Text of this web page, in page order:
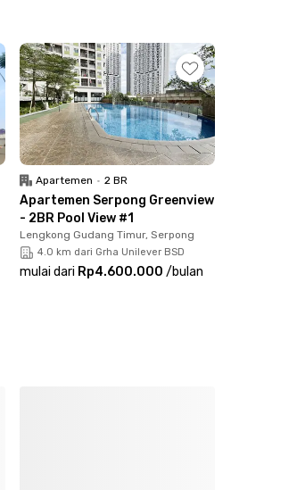
Apartemen • 2 BR
Apartemen Serpong Greenview
- 2BR Pool View #1
Lengkong Gudang Timur, Serpong
4.0 km dari Grha Unilever BSD
mulai dari Rp4.600.000 /bulan